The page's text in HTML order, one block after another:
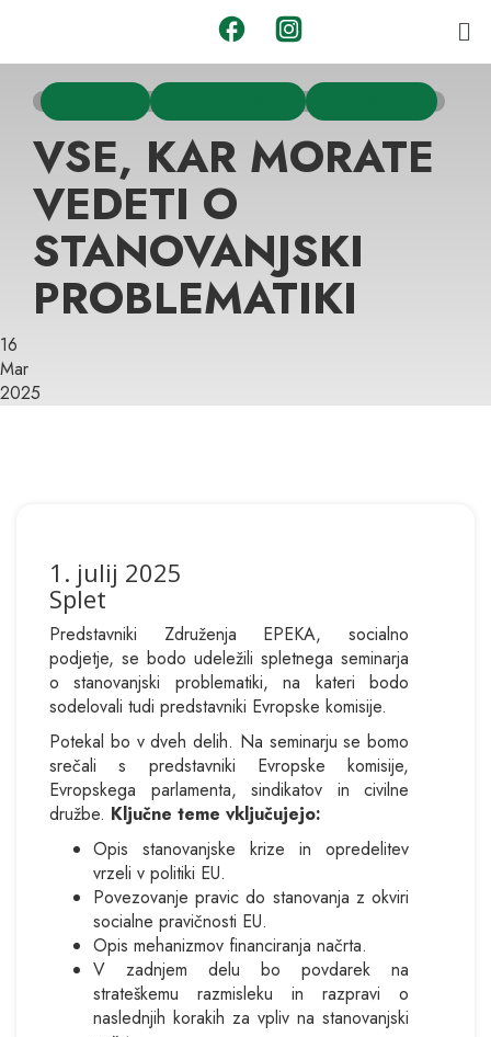
VSE, KAR MORATE
VEDETI O
STANOVANJSKI
PROBLEMATIKI
16
Mar
2025
1. julij 2025
Splet
Predstavniki Združenja EPEKA, socialno
podjetje, se bodo udeležili spletnega seminarja
o stanovanjski problematiki, na kateri bodo
sodelovali tudi predstavniki Evropske komisije.
Potekal bo v dveh delih. Na seminarju se bomo
srečali s predstavniki Evropske komisije,
Evropskega parlamenta, sindikatov in civilne
družbe. Ključne teme vključujejo:
Opis stanovanjske krize in opredelitev
vrzeli v politiki EU.
Povezovanje pravic do stanovanja z okviri
socialne pravičnosti EU.
Opis mehanizmov financiranja načrta.
V zadnjem delu bo povdarek na
strateškemu razmisleku in razpravi o
naslednjih korakih za vpliv na stanovanjski